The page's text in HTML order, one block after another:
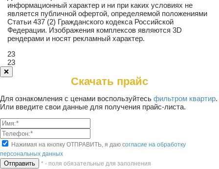
информационный характер и ни при каких условиях не
является публичной офертой, определяемой положениями
Статьи 437 (2) Гражданского кодекса Российской
Федерации. Изображения комплексов являются 3D
рендерами и носят рекламный характер.
23
23
❌
Скачать прайс
Для ознакомления с ценами воспользуйтесь фильтром квартир.
Или введите свои данные для получения прайс-листа.
Нажимая на кнопку ОТПРАВИТЬ, я даю согласие на обработку
персональных данных
* - поля обязательные для заполнения